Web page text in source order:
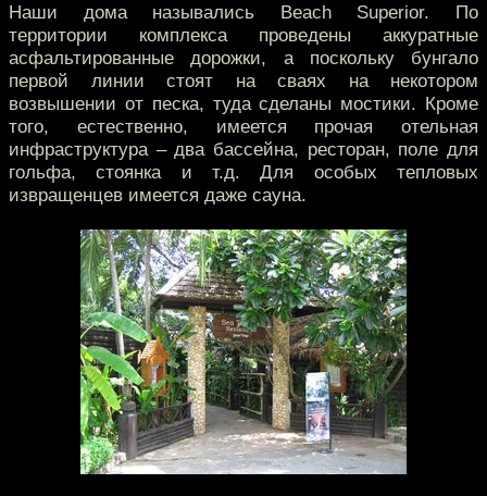
Наши дома назывались Beach Superior. По
территории комплекса проведены аккуратные
асфальтированные дорожки, а поскольку бунгало
первой линии стоят на сваях на некотором
возвышении от песка, туда сделаны мостики. Кроме
того, естественно, имеется прочая отельная
инфраструктура – два бассейна, ресторан, поле для
гольфа, стоянка и т.д. Для особых тепловых
извращенцев имеется даже сауна.